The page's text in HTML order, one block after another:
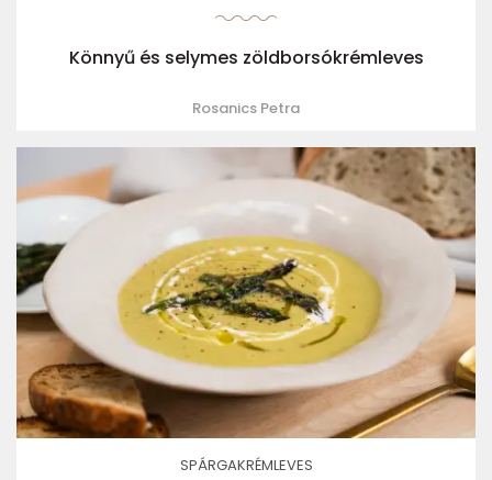
Könnyű és selymes zöldborsókrémleves
Rosanics Petra
SPÁRGAKRÉMLEVES